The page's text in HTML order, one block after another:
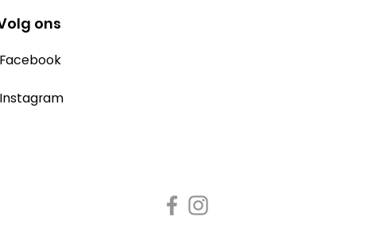
ons
Facebook
Instagram